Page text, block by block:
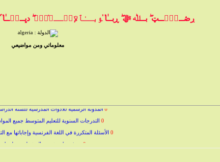
ڔڞــﯧْۧــټ ۖ بــﷲ ﷻ ۖ ڕبــٰ̍ا̍ ﯣبــٰٱ̍ﻹڛۣــﻼ̍ۙمۭ
معلوماتي ومن مواضيعي
0 التدرجات السنوية للتعليم المتوسط جميع المواد والمستويات
الأسئلة المتكررة في اللغة الفرنسية وإجاباتها مع
0 تعرف على شجرة القشطة ومعلومات